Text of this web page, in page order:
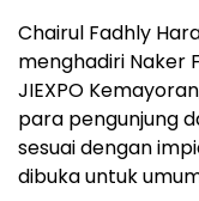
Chairul Fadhly
menghadiri Naker
JIEXPO
para pengunjung
sesuai dengan
dibuka untuk